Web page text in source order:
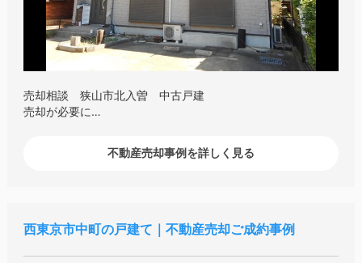
売却相談 狭山市北入曽 中古戸建
売却が必要に…
不動産売却事例を詳しく見る
西東京市中町の戸建て｜不動産売却ご成約事例